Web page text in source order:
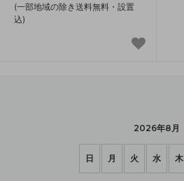
(一部地域の除き送料無料・設置
込)
2026年8月
日 月 火 水 木